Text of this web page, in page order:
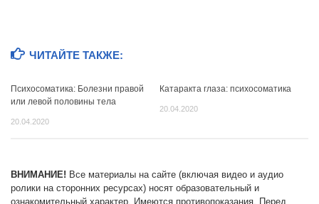
ЧИТАЙТЕ ТАКЖЕ:
Психосоматика: Болезни правой
или левой половины тела
20.04.2020
Катаракта глаза: психосоматика
20.04.2020
ВНИМАНИЕ! Все материалы на сайте (включая видео и аудио
ролики на сторонних ресурсах) носят образовательный и
ознакомительный характер. Имеются противопоказания. Перед